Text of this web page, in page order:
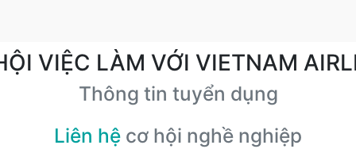
VIỆC LÀM VỚI VIETNAM
Thông tin tuyển dụng
Liên hệ cơ hội nghề nghiệp